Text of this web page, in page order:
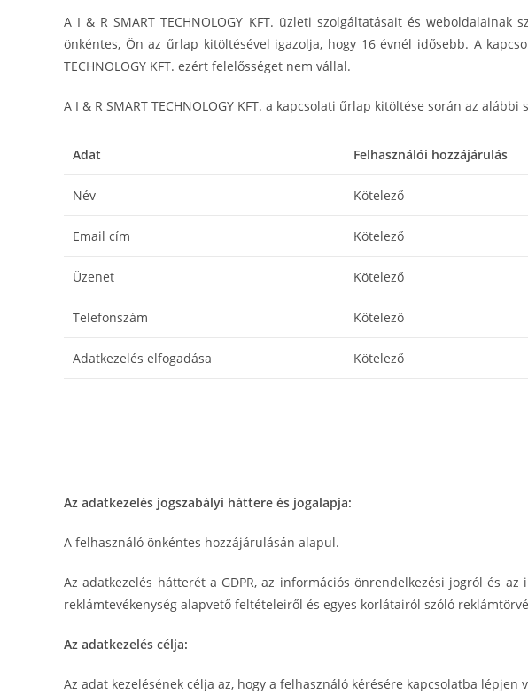
A I & R SMART TECHNOLOGY KFT. üzleti szolgáltatásait és
önkéntes, Ön az űrlap kitöltésével igazolja, hogy 16 évnél idősebb. A
TECHNOLOGY KFT. ezért felelősséget nem vállal.
A I & R SMART TECHNOLOGY KFT. a kapcsolati űrlap kitöltése során az
Adat Felhasználói hozzájárulás
Név Kötelező
Email cím Kötelező
Üzenet Kötelező
Telefonszám Kötelező
Adatkezelés elfogadása Kötelező
Az adatkezelés jogszabályi háttere és jogalapja:
A felhasználó önkéntes hozzájárulásán alapul.
Az adatkezelés hátterét a GDPR, az információs önrendelkezési jogról és
reklámtevékenység alapvető feltételeiről és egyes korlátairól szóló
Az adatkezelés célja:
Az adat kezelésének célja az, hogy a felhasználó kérésére kapcsolatba lépjen